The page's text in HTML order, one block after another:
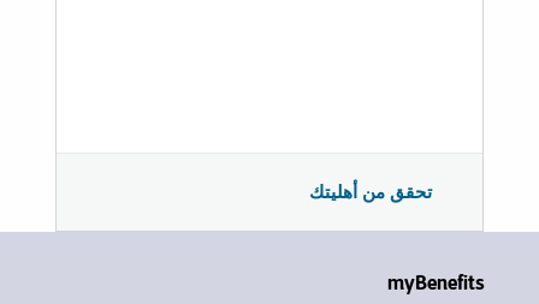
تحقق من أهليتك
myBenefits